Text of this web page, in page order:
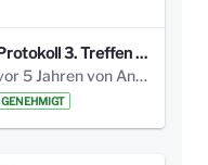
Protokoll 3. Treffen 20141016 AG Bismarckplatz.pdf
vor 5 Jahren von Anni Schlumberger
GENEHMIGT